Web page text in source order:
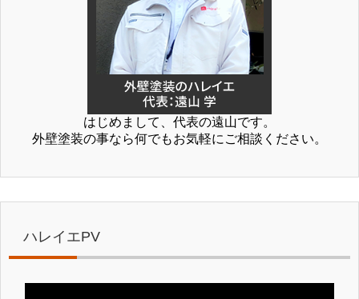
はじめまして、代表の遠山です。
外壁塗装の事なら何でもお気軽にご相談ください。
ハレイエPV